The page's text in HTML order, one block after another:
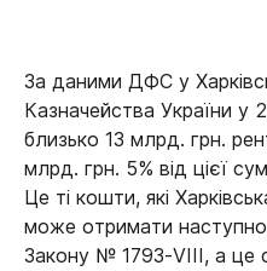
За даними ДФС у
Казначейства України у
близько 13 млрд. грн.
млрд. грн. 5% від цієї
Це ті кошти, які
може отримати
Закону № 1793-VIII, а це